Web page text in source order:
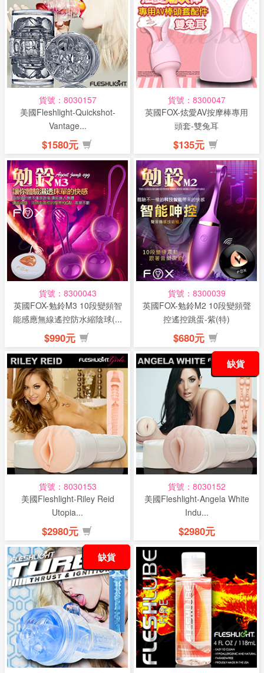
貨號：8030157
美國Fleshlight-Quickshot-
Vantage...
$1580元
貨號：8300047
英國FOX-炫愛AV按摩棒專用
頭套-雙兔耳
$135元
貨號：8300043
英國FOX-勉鈴M3 10段變頻智
能感應無線遙控防水縮陰球(...
$990元
貨號：8300039
英國FOX-勉鈴M2 10段變頻聲
控遙控跳蛋-紫(特)
$680元
貨號：8030153
美國Fleshlight-Riley Reid
Utopia...
$2980元
貨號：8030152
美國Fleshlight-Angela White
Indu...
$2980元
缺貨
缺貨